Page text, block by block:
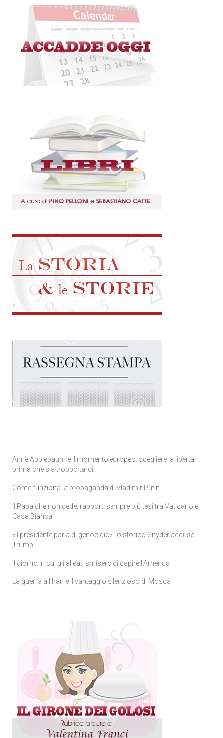
Anne Applebaum e il momento europeo: scegliere la libertà
prima che sia troppo tardi
Come funziona la propaganda di Vladimir Putin
Il Papa che non cede, rapporti sempre più tesi tra Vaticano e
Casa Bianca
«Il presidente parla di genocidio»: lo storico Snyder accusa
Trump
Il giorno in cui gli alleati smisero di capire l’America
La guerra all’Iran e il vantaggio silenzioso di Mosca